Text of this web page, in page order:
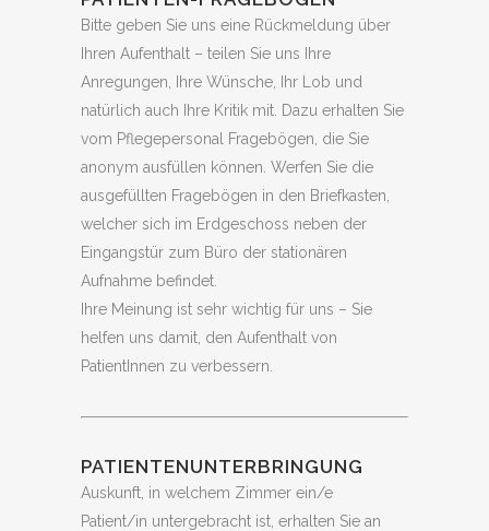
Bitte geben Sie uns eine Rückmeldung über
Ihren Aufenthalt – teilen Sie uns Ihre
Anregungen, Ihre Wünsche, Ihr Lob und
natürlich auch Ihre Kritik mit. Dazu erhalten Sie
vom Pflegepersonal Fragebögen, die Sie
anonym ausfüllen können. Werfen Sie die
ausgefüllten Fragebögen in den Briefkasten,
welcher sich im Erdgeschoss neben der
Eingangstür zum Büro der stationären
Aufnahme befindet.
Ihre Meinung ist sehr wichtig für uns – Sie
helfen uns damit, den Aufenthalt von
PatientInnen zu verbessern.
PATIENTENUNTERBRINGUNG
Auskunft, in welchem Zimmer ein/e
Patient/in untergebracht ist, erhalten Sie an